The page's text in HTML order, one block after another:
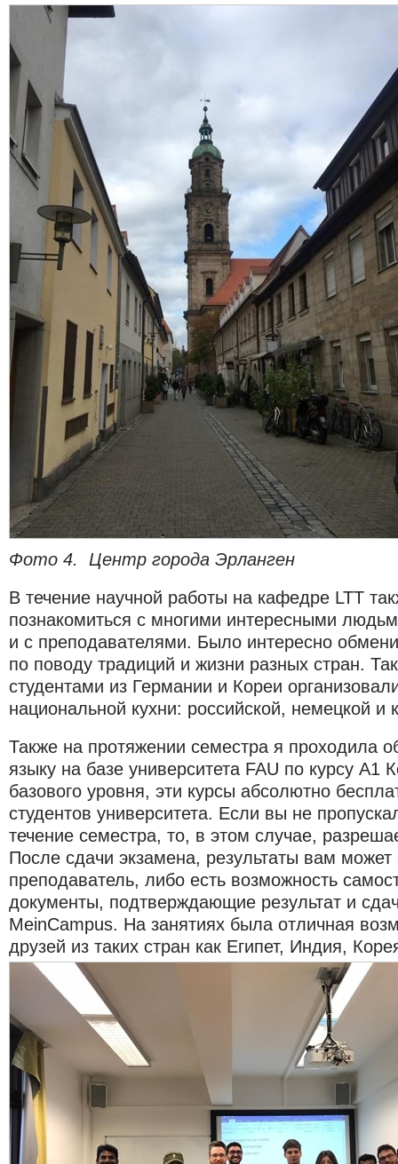
Фото 4. Центр города Эрланген
В течение научной работы на кафедре LTT
познакомиться с многими интересными
и с преподавателями. Было интересно
по поводу традиций и жизни разных стран.
студентами из Германии и Кореи
национальной кухни: российской, немецкой и
Также на протяжении семестра я проходила
языку на базе университета FAU по курсу A1
базового уровня, эти курсы абсолютно
студентов университета. Если вы не
течение семестра, то, в этом случае,
После сдачи экзамена, результаты вам может
преподаватель, либо есть возможность
документы, подтверждающие результат и
MeinCampus. На занятиях была отличная
друзей из таких стран как Египет, Индия,